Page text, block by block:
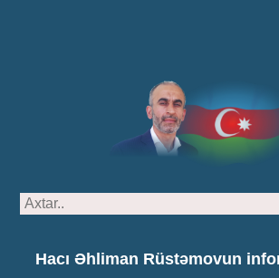
Hacı Əhliman Rüstəmovun